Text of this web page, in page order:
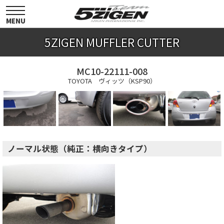
toggle
navigation
MENU
5ZIGEN MUFFLER CUTTER
MC10-22111-008
TOYOTA ヴィッツ（KSP90）
ノーマル状態（純正：横向きタイプ）